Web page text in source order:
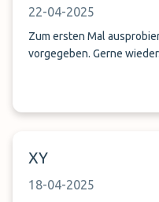
22-04-2025
Zum ersten Mal
vorgegeben. Gerne wieder.
XY
18-04-2025